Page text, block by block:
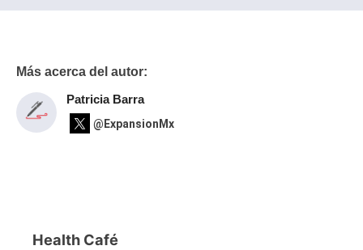
Más acerca del autor:
Patricia Barra
@ExpansionMx
Health Café